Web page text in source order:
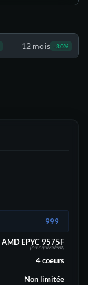
12 mois -30%
999
AMD EPYC 9575F
(ou équivalent)
4coeurs
Non limitée